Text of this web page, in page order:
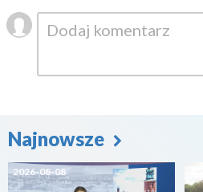
Najnowsze
2026-08-08